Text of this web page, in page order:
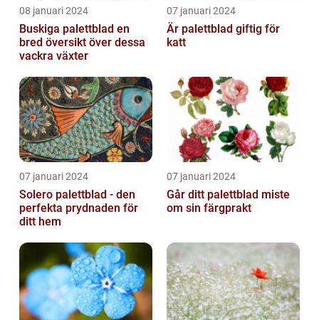
08 januari 2024
Buskiga palettblad en
bred översikt över dessa
vackra växter
07 januari 2024
Är palettblad giftig för
katt
07 januari 2024
Solero palettblad - den
perfekta prydnaden för
ditt hem
07 januari 2024
Går ditt palettblad miste
om sin färgprakt